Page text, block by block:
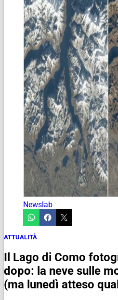
Newslab
ATTUALITÀ
Il Lago di Como
dopo: la neve sulle
(ma lunedì atteso